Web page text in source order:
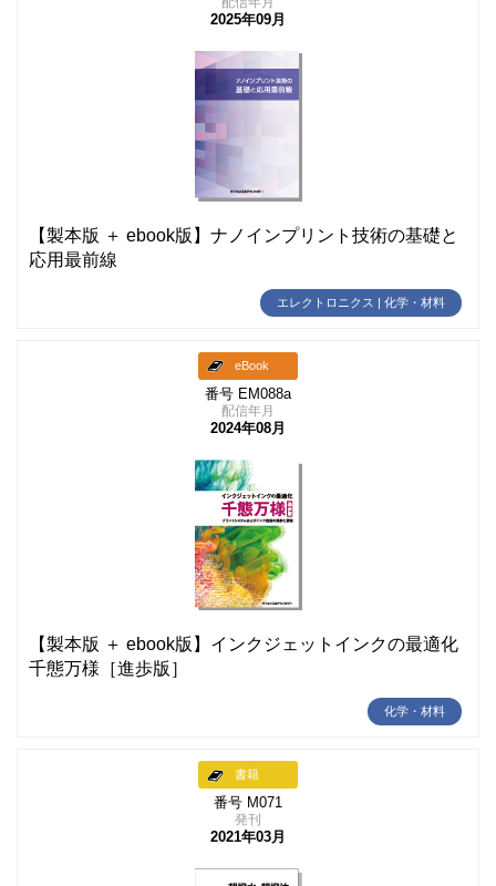
2025年09月
【製本版 ＋ ebook版】ナノインプリント技術の基礎と
応用最前線
エレクトロニクス | 化学・材料
eBook
番号 EM088a
配信年月
2024年08月
【製本版 ＋ ebook版】インクジェットインクの最適化
千態万様［進歩版］
化学・材料
書籍
番号 M071
発刊
2021年03月